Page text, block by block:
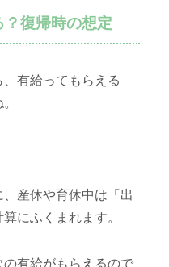
復帰時の想定
、有給ってもらえる
産休や育休中は「出
にふくまれます。
有給がもらえるので